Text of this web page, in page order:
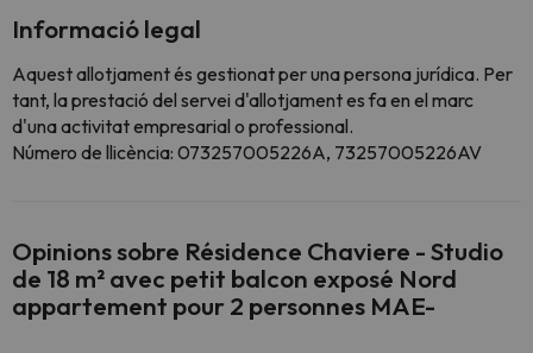
Informació legal
Aquest allotjament és gestionat per una persona jurídica. Per
tant, la prestació del servei d'allotjament es fa en el marc
d'una activitat empresarial o professional.
Número de llicència: 073257005226A, 73257005226AV
Opinions sobre Résidence Chaviere - Studio
de 18 m² avec petit balcon exposé Nord
appartement pour 2 personnes MAE-